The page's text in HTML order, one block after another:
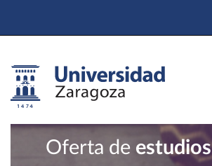
Oferta de estudios